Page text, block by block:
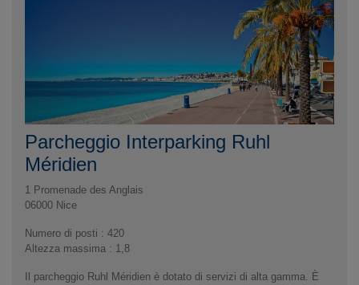
Parcheggio Interparking Ruhl
Méridien
1 Promenade des Anglais
06000 Nice
Numero di posti : 420
Altezza massima : 1,8
Il parcheggio Ruhl Méridien è dotato di servizi di alta gamma. È